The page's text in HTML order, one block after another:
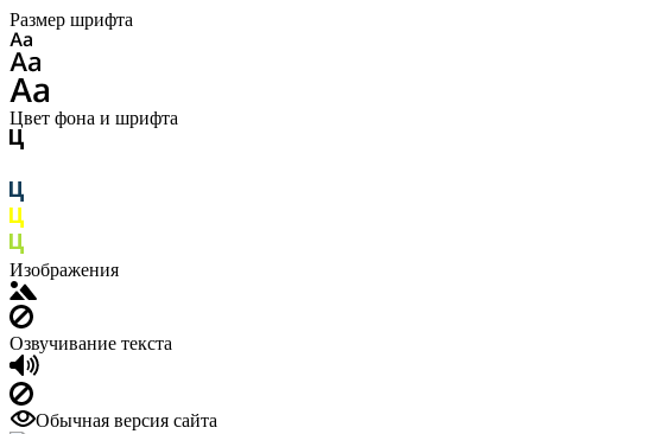
Размер шрифта
Цвет фона и шрифта
Изображения
Озвучивание текста
Обычная версия сайта